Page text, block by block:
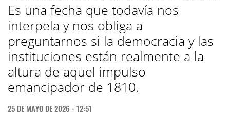
Es una fecha que todavía nos
interpela y nos obliga a
preguntarnos si la democracia y las
instituciones están realmente a la
altura de aquel impulso
emancipador de 1810.
25 DE MAYO DE 2026 - 12:51